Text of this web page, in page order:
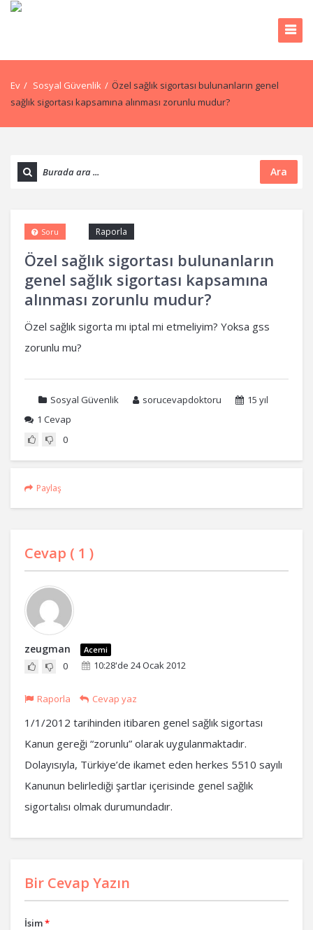
Ev / Sosyal Güvenlik / Özel sağlık sigortası bulunanların genel
sağlık sigortası kapsamına alınması zorunlu mudur?
Ara
Özel sağlık sigortası bulunanların
genel sağlık sigortası kapsamına
alınması zorunlu mudur?
Raporla
Soru
Özel sağlık sigorta mı iptal mi etmeliyim? Yoksa gss
zorunlu mu?
Sosyal Güvenlik sorucevapdoktoru
15 yıl
1 Cevap
0
Paylaş
Cevap ( 1 )
zeugman Acemi
0 10:28'de 24 Ocak 2012
Raporla Cevap yaz
1/1/2012 tarihinden itibaren genel sağlık sigortası
Kanun gereği “zorunlu” olarak uygulanmaktadır.
Dolayısıyla, Türkiye’de ikamet eden herkes 5510 sayılı
Kanunun belirlediği şartlar içerisinde genel sağlık
sigortalısı olmak durumundadır.
Bir Cevap Yazın
İsim*